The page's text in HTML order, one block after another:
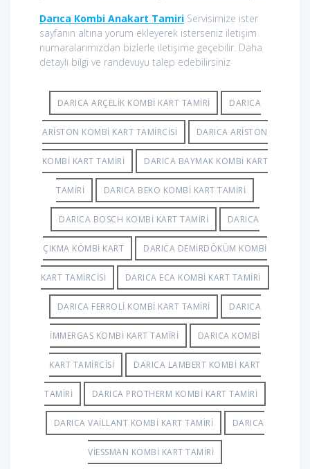
Darıca Kombi Anakart Tamiri Servisimize ister
sayfanın altına yorum ekleyerek isterseniz iletişim
numaralarımızdan bizlerle iletişime geçebilir. Daha
detaylı bilgi ve randevuyu talep edebilirsiniz
DARICA ARÇELIK KOMBI KART TAMIRI DARICA
ARISTON KOMBI KART TAMIRCISI DARICA ARISTON
KOMBI KART TAMIRI DARICA BAYMAK KOMBI KART
TAMIRI DARICA BEKO KOMBI KART TAMIRI
DARICA BOSCH KOMBI KART TAMIRI DARICA
ÇIKMA KOMBI KART DARICA DEMIRDÖKÜM KOMBI
KART TAMIRCISI DARICA ECA KOMBI KART TAMIRI
DARICA FERROLI KOMBI KART TAMIRI DARICA
İMMERGAS KOMBI KART TAMIRI DARICA KOMBI
KART TAMIRCISI DARICA LAMBERT KOMBI KART
TAMIRI DARICA PROTHERM KOMBI KART TAMIRI
DARICA VAILLANT KOMBI KART TAMIRI DARICA
VIESSMAN KOMBI KART TAMIRI